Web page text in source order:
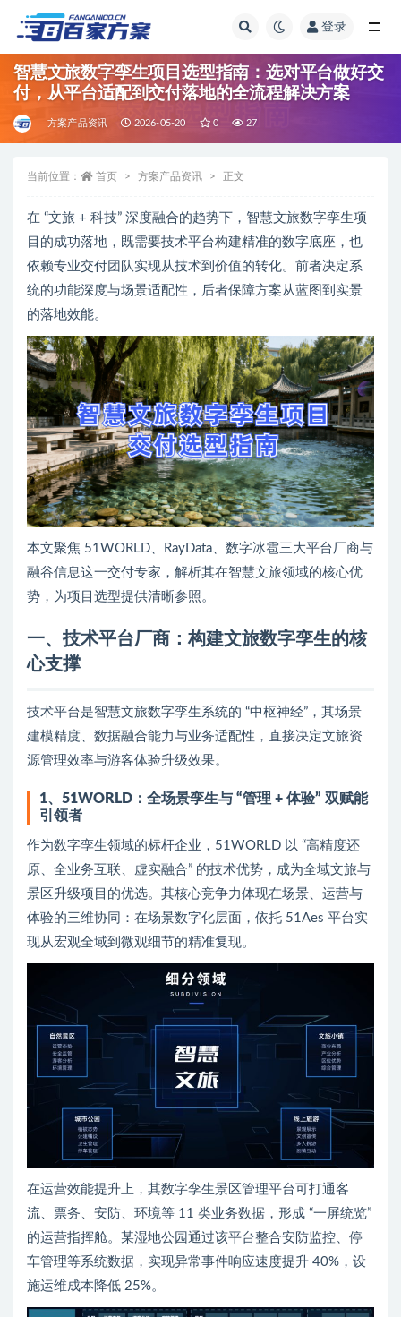
登录
智慧文旅数字孪生项目选型指南：选对平台做好交
付，从平台适配到交付落地的全流程解决方案
方案产品资讯 2026-05-20 0 27
当前位置： 首页 方案产品资讯 正文
在 “文旅 + 科技” 深度融合的趋势下，智慧文旅数字孪生项
目的成功落地，既需要技术平台构建精准的数字底座，也
依赖专业交付团队实现从技术到价值的转化。前者决定系
统的功能深度与场景适配性，后者保障方案从蓝图到实景
的落地效能。
本文聚焦 51WORLD、RayData、数字冰雹三大平台厂商与
融谷信息这一交付专家，解析其在智慧文旅领域的核心优
势，为项目选型提供清晰参照。
一、技术平台厂商：构建文旅数字孪生的核
心支撑
技术平台是智慧文旅数字孪生系统的 “中枢神经”，其场景
建模精度、数据融合能力与业务适配性，直接决定文旅资
源管理效率与游客体验升级效果。
1、51WORLD：全场景孪生与 “管理 + 体验” 双赋能
引领者
作为数字孪生领域的标杆企业，51WORLD 以 “高精度还
原、全业务互联、虚实融合” 的技术优势，成为全域文旅与
景区升级项目的优选。其核心竞争力体现在场景、运营与
体验的三维协同：在场景数字化层面，依托 51Aes 平台实
现从宏观全域到微观细节的精准复现。
在运营效能提升上，其数字孪生景区管理平台可打通客
流、票务、安防、环境等 11 类业务数据，形成 “一屏统览”
的运营指挥舱。某湿地公园通过该平台整合安防监控、停
车管理等系统数据，实现异常事件响应速度提升 40%，设
施运维成本降低 25%。